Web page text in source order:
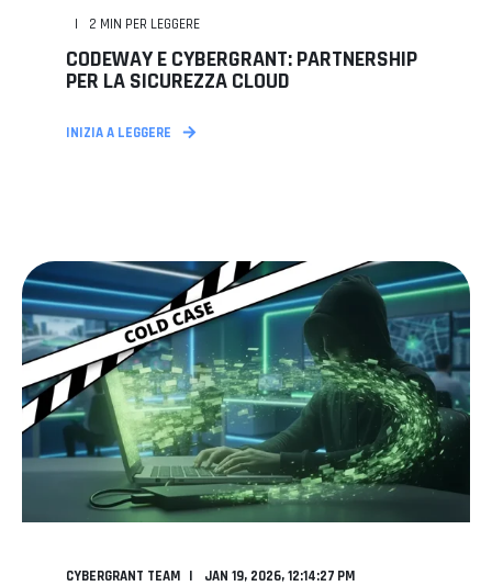
2 MIN PER LEGGERE
CODEWAY E CYBERGRANT: PARTNERSHIP
PER LA SICUREZZA CLOUD
INIZIA A LEGGERE
CYBERGRANT TEAM
JAN 19, 2026, 12:14:27 PM